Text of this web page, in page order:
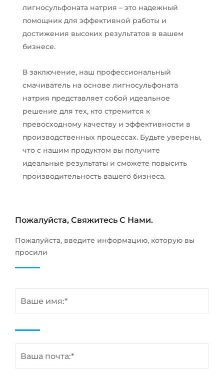
лигносульфоната натрия – это надежный
помощник для эффективной работы и
достижения высоких результатов в вашем
бизнесе.
В заключение, наш профессиональный
смачиватель на основе лигносульфоната
натрия представляет собой идеальное
решение для тех, кто стремится к
превосходному качеству и эффективности в
производственных процессах. Будьте уверены,
что с нашим продуктом вы получите
идеальные результаты и сможете повысить
производительность вашего бизнеса.
Пожалуйста, Свяжитесь С Нами.
Пожалуйста, введите информацию, которую вы
просили